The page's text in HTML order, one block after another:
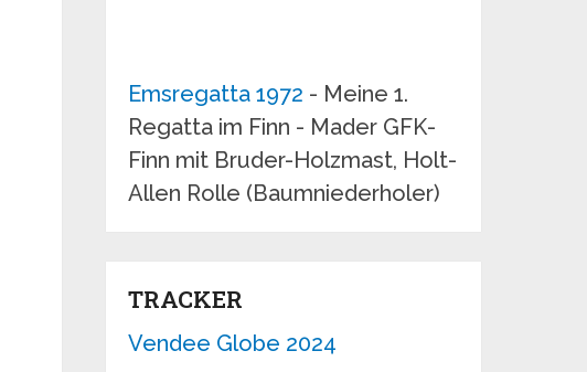
Emsregatta 1972 - Meine 1.
Regatta im Finn - Mader GFK-
Finn mit Bruder-Holzmast, Holt-
Allen Rolle (Baumniederholer)
TRACKER
Vendee Globe 2024